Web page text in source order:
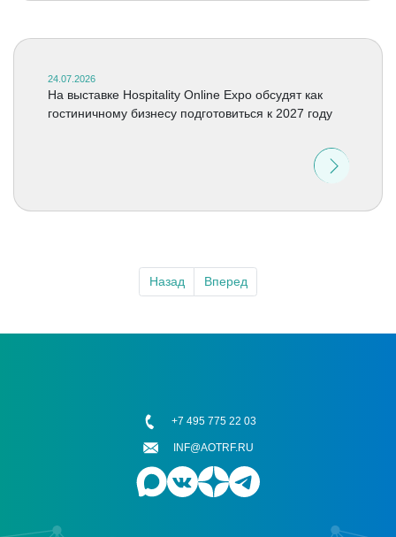
24.07.2026
На выставке Hospitality Online Expo обсудят как
гостиничному бизнесу подготовиться к 2027 году
Назад Вперед
+7 495 775 22 03
INF@AOTRF.RU